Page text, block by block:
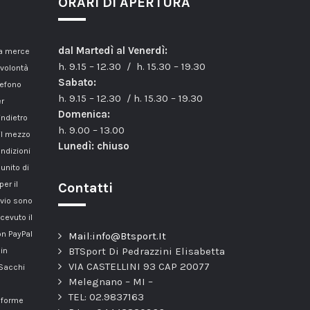
merce
mezzo
di
il
sono
il
PayPal
dal Martedì al Venerdì:
h. 9.15 – 12.30 / h. 15.30 – 19.30
Sabato:
h. 9.15 – 12.30 / h. 15.30 – 19.30
Domenica:
h. 9.00 – 13.00
Lunedì: chiuso
Contatti
Mail:info@Btsport.It
BTSport Di Pedrazzini Elisabetta
VIA CASTELLINI 93 CAP 20077
Melegnano – MI –
TEL: 02.9837163